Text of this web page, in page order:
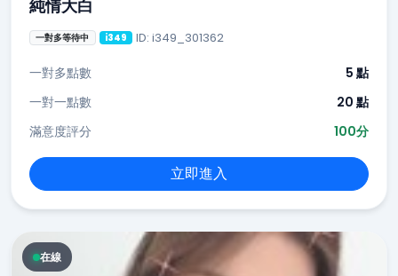
純情大白
一對多等待中 i349 ID: i349_301362
一對多點數
5 點
一對一點數
20 點
滿意度評分
100分
立即進入
在線